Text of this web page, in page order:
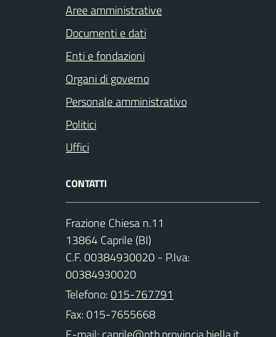
Aree amministrative
Documenti e dati
Enti e fondazioni
Organi di governo
Personale amministrativo
Politici
Uffici
CONTATTI
Frazione Chiesa n.11
13864 Caprile (BI)
C.F. 00384930020 - P.Iva:
00384930020
Telefono:015-767791
Fax: 015-7655668